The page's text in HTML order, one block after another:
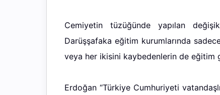
Cemiyetin tüzüğünde yapılan
Darüşşafaka eğitim kurumlarında
veya her ikisini kaybedenlerin de eğitim
Erdoğan “Türkiye Cumhuriyeti